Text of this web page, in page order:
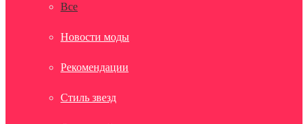
Все
Новости моды
Рекомендации
Стиль звезд